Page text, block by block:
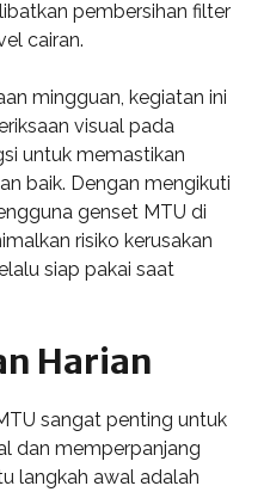
pembersihan filter
cairan.
mingguan, kegiatan ini
visual pada
untuk memastikan
baik. Dengan mengikuti
genset MTU di
risiko kerusakan
siap pakai saat
Harian
sangat penting untuk
dan memperpanjang
langkah awal adalah